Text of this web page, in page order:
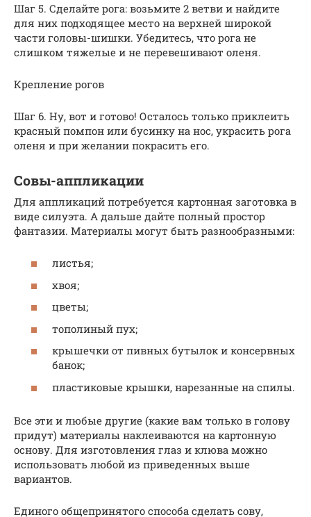
Шаг 5. Сделайте рога: возьмите 2 ветви и найдите
для них подходящее место на верхней широкой
части головы-шишки. Убедитесь, что рога не
слишком тяжелые и не перевешивают оленя.
Крепление рогов
Шаг 6. Ну, вот и готово! Осталось только приклеить
красный помпон или бусинку на нос, украсить рога
оленя и при желании покрасить его.
Совы-аппликации
Для аппликаций потребуется картонная заготовка в
виде силуэта. А дальше дайте полный простор
фантазии. Материалы могут быть разнообразными:
листья;
хвоя;
цветы;
тополиный пух;
крышечки от пивных бутылок и консервных
банок;
пластиковые крышки, нарезанные на спилы.
Все эти и любые другие (какие вам только в голову
придут) материалы наклеиваются на картонную
основу. Для изготовления глаз и клюва можно
использовать любой из приведенных выше
вариантов.
Единого общепринятого способа сделать сову,